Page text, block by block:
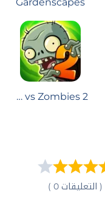
Plants vs Zombies 2
( التعليقات 0 )